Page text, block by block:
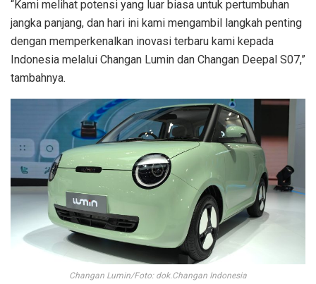
“Kami melihat potensi yang luar biasa untuk pertumbuhan
jangka panjang, dan hari ini kami mengambil langkah penting
dengan memperkenalkan inovasi terbaru kami kepada
Indonesia melalui Changan Lumin dan Changan Deepal S07,”
tambahnya.
Changan Lumin/Foto: dok.Changan Indonesia